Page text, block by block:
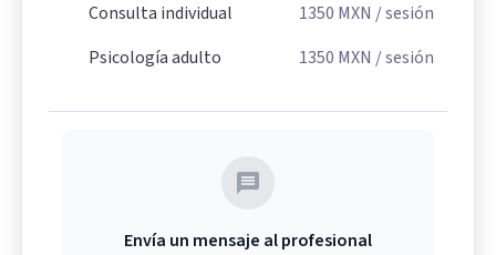
Consulta individual
1350 MXN / sesión
Psicología adulto
1350 MXN / sesión
Envía un mensaje al profesional